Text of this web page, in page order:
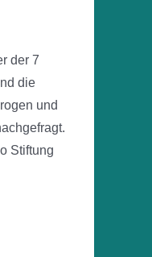
der 7
die
und
Stiftung